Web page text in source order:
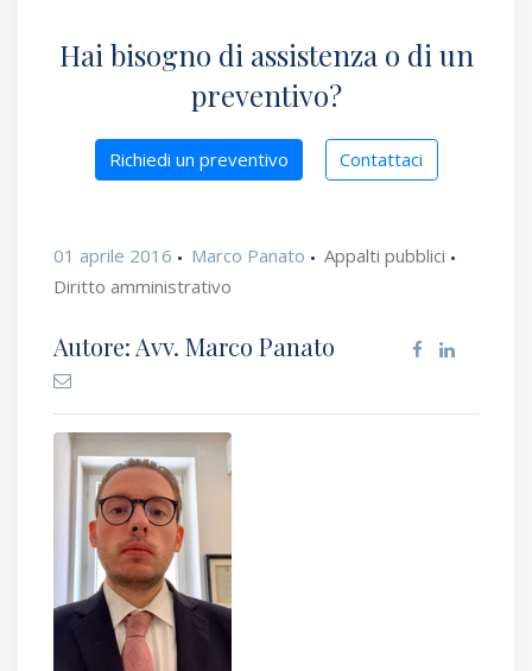
Hai bisogno di assistenza o di un
preventivo?
Richiedi un preventivo Contattaci
01 aprile 2016 Marco Panato
Appalti pubblici
Diritto amministrativo
Autore: Avv. Marco Panato